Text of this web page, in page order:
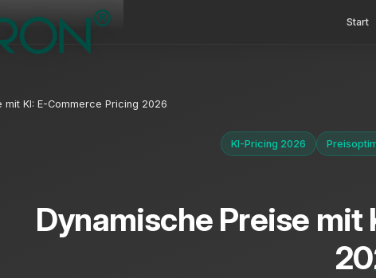
Start
mit KI: E-Commerce Pricing 2026
KI-Pricing 2026
Dynamische Preise mit